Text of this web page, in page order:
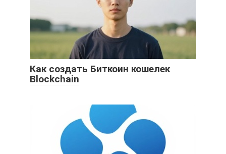
Как создать Биткоин кошелек
Blockchain